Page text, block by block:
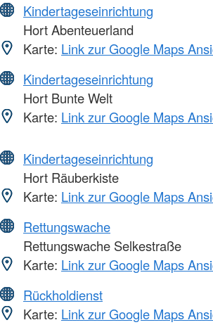
Kindertageseinrichtung
Hort Abenteuerland
Karte: Link zur Google Maps
Kindertageseinrichtung
Hort Bunte Welt
Karte: Link zur Google Maps
Kindertageseinrichtung
Hort Räuberkiste
Karte: Link zur Google Maps
Rettungswache
Rettungswache Selkestraße
Karte: Link zur Google Maps
Rückholdienst
Karte: Link zur Google Maps